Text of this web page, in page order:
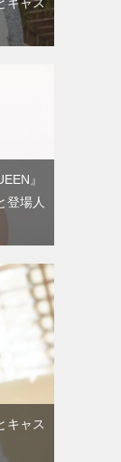
』
登場人
キャス